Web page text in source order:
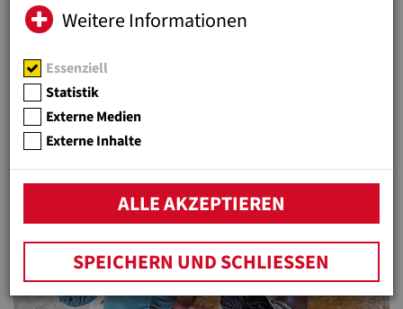
Previous
Weitere Informationen
Essenziell
Statistik
Externe Medien
Externe Inhalte
ALLE AKZEPTIEREN
SPEICHERN UND SCHLIESSEN